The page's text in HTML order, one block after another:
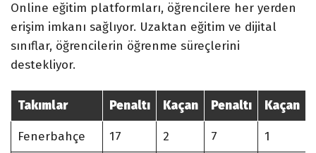
Online eğitim platformları, öğrencilere her yerden
erişim imkanı sağlıyor. Uzaktan eğitim ve dijital
sınıflar, öğrencilerin öğrenme süreçlerini
destekliyor.
Takımlar Penaltı Kaçan Penaltı Kaçan
Fenerbahçe 17 2 7 1